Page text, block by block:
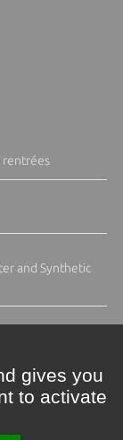
rentrées
and Synthetic
gives you
to activate